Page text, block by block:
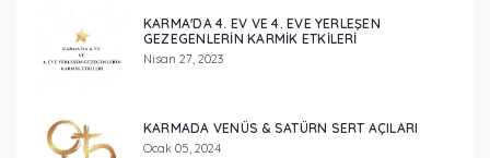
KARMA'DA 4. EV VE 4. EVE YERLEŞEN
GEZEGENLERİN KARMİK ETKİLERİ
Nisan 27, 2023
KARMADA VENÜS & SATÜRN SERT AÇILARI
Ocak 05, 2024